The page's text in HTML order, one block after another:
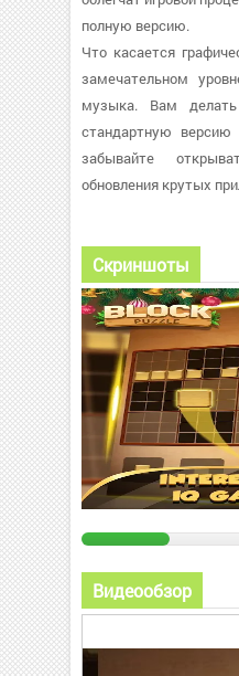
полную версию.
Что касается
замечательном
музыка. Вам
стандартную
забывайте
обновления крутых
Скриншоты
Видеообзор